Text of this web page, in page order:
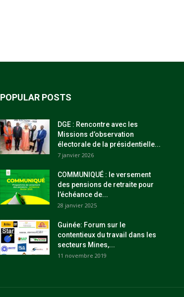
POPULAR POSTS
DGE : Rencontre avec les
Missions d’observation
électorale de la présidentielle...
7 janvier 2026
COMMUNIQUÉ : le versement
des pensions de retraite pour
l’échéance de...
28 janvier 2025
Guinée: Forum sur le
contentieux du travail dans les
secteurs Mines,...
11 novembre 2019